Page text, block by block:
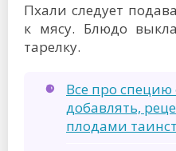
Пхали следует
к мясу. Блюдо
тарелку.
Все про специю
добавлять,
плодами